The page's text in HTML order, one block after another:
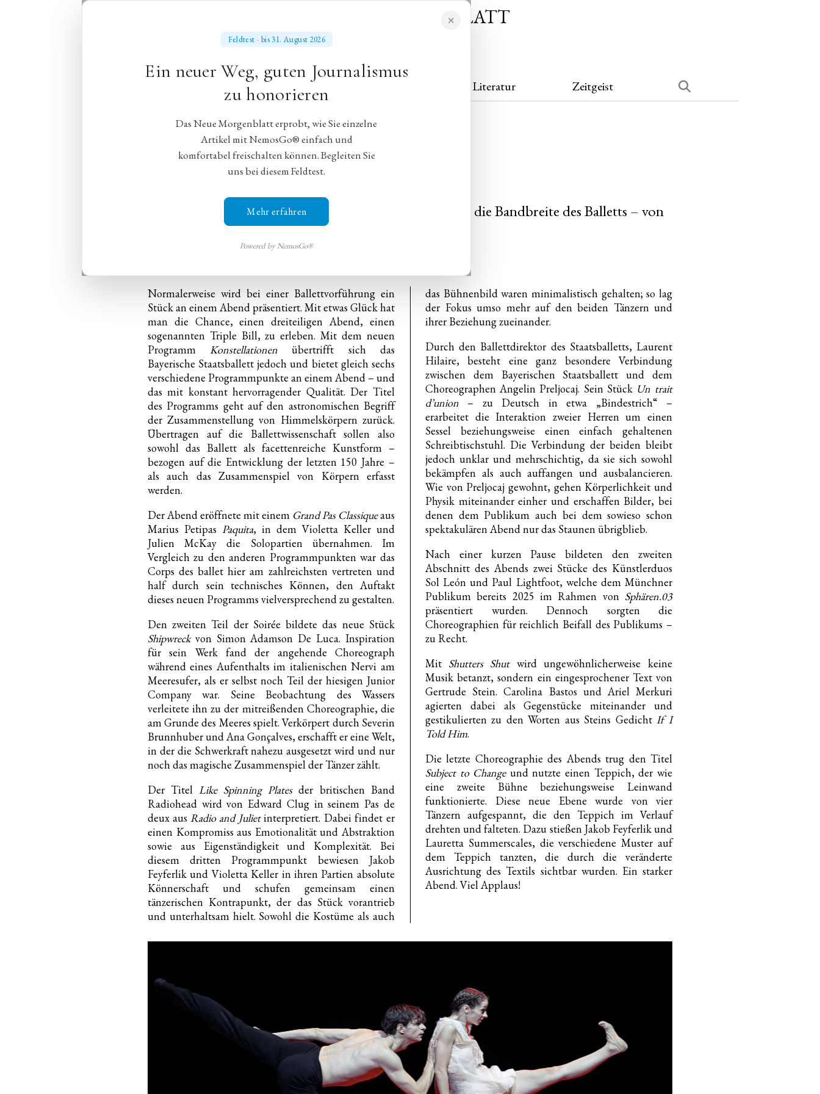
NEUES MORGENBLATT
Theater Literatur Zeitgeist
✕
Feldtest · bis 31. August 2026
Ein neuer Weg, guten Journalismus
zu honorieren
Das Neue Morgenblatt erprobt, wie Sie einzelne
Artikel mit NemosGo® einfach und
komfortabel freischalten können. Begleiten Sie
uns bei diesem Feldtest.
Mehr erfahren
Powered by NemosGo®
Ein Abend - sechs Welten
Das Bayerische Staatsballett zeigt mit „Konstellationen" die Bandbreite des Balletts – von
Petipa bis León/Lightfoot
Normalerweise wird bei einer Ballettvorführung ein
Stück an einem Abend präsentiert. Mit etwas Glück hat
man die Chance, einen dreiteiligen Abend, einen
sogenannten Triple Bill, zu erleben. Mit dem neuen
Programm Konstellationenübertrifft sich das
Bayerische Staatsballett jedoch und bietet gleich sechs
verschiedene Programmpunkte an einem Abend – und
das mit konstant hervorragender Qualität. Der Titel
des Programms geht auf den astronomischen Begriff
der Zusammenstellung von Himmelskörpern zurück.
Übertragen auf die Ballettwissenschaft sollen also
sowohl das Ballett als facettenreiche Kunstform –
bezogen auf die Entwicklung der letzten 150 Jahre –
als auch das Zusammenspiel von Körpern erfasst
werden.
Der Abend eröffnete mit einem Grand Pas Classiqueaus
Marius Petipas Paquita, in dem Violetta Keller und
Julien McKay die Solopartien übernahmen. Im
Vergleich zu den anderen Programmpunkten war das
Corps des ballet hier am zahlreichsten vertreten und
half durch sein technisches Können, den Auftakt
dieses neuen Programms vielversprechend zu gestalten.
Den zweiten Teil der Soirée bildete das neue Stück
Shipwreckvon Simon Adamson De Luca. Inspiration
für sein Werk fand der angehende Choreograph
während eines Aufenthalts im italienischen Nervi am
Meeresufer, als er selbst noch Teil der hiesigen Junior
Company war. Seine Beobachtung des Wassers
verleitete ihn zu der mitreißenden Choreographie, die
am Grunde des Meeres spielt. Verkörpert durch Severin
Brunnhuber und Ana Gonçalves, erschafft er eine Welt,
in der die Schwerkraft nahezu ausgesetzt wird und nur
noch das magische Zusammenspiel der Tänzer zählt.
Der Titel Like Spinning Platesder britischen Band
Radiohead wird von Edward Clug in seinem Pas de
deux aus Radio and Julietinterpretiert. Dabei findet er
einen Kompromiss aus Emotionalität und Abstraktion
sowie aus Eigenständigkeit und Komplexität. Bei
diesem dritten Programmpunkt bewiesen Jakob
Feyferlik und Violetta Keller in ihren Partien absolute
Könnerschaft und schufen gemeinsam einen
tänzerischen Kontrapunkt, der das Stück vorantrieb
und unterhaltsam hielt. Sowohl die Kostüme als auch
das Bühnenbild waren minimalistisch gehalten; so lag
der Fokus umso mehr auf den beiden Tänzern und
ihrer Beziehung zueinander.
Durch den Ballettdirektor des Staatsballetts, Laurent
Hilaire, besteht eine ganz besondere Verbindung
zwischen dem Bayerischen Staatsballett und dem
Choreographen Angelin Preljocaj. Sein Stück Un trait
d’union – zu Deutsch in etwa „Bindestrich“ –
erarbeitet die Interaktion zweier Herren um einen
Sessel beziehungsweise einen einfach gehaltenen
Schreibtischstuhl. Die Verbindung der beiden bleibt
jedoch unklar und mehrschichtig, da sie sich sowohl
bekämpfen als auch auffangen und ausbalancieren.
Wie von Preljocaj gewohnt, gehen Körperlichkeit und
Physik miteinander einher und erschaffen Bilder, bei
denen dem Publikum auch bei dem sowieso schon
spektakulären Abend nur das Staunen übrigblieb.
Nach einer kurzen Pause bildeten den zweiten
Abschnitt des Abends zwei Stücke des Künstlerduos
Sol León und Paul Lightfoot, welche dem Münchner
Publikum bereits 2025 im Rahmen von Sphären.03
präsentiert wurden. Dennoch sorgten die
Choreographien für reichlich Beifall des Publikums –
zu Recht.
Mit Shutters Shutwird ungewöhnlicherweise keine
Musik betanzt, sondern ein eingesprochener Text von
Gertrude Stein. Carolina Bastos und Ariel Merkuri
agierten dabei als Gegenstücke miteinander und
gestikulierten zu den Worten aus Steins Gedicht If I
Told Him.
Die letzte Choreographie des Abends trug den Titel
Subject to Changeund nutzte einen Teppich, der wie
eine zweite Bühne beziehungsweise Leinwand
funktionierte. Diese neue Ebene wurde von vier
Tänzern aufgespannt, die den Teppich im Verlauf
drehten und falteten. Dazu stießen Jakob Feyferlik und
Lauretta Summerscales, die verschiedene Muster auf
dem Teppich tanzten, die durch die veränderte
Ausrichtung des Textils sichtbar wurden. Ein starker
Abend. Viel Applaus!